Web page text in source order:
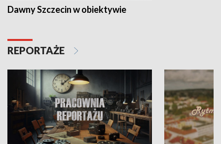
Dawny Szczecin w obiektywie
REPORTAŻE